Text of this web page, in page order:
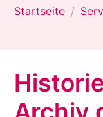
Startseite